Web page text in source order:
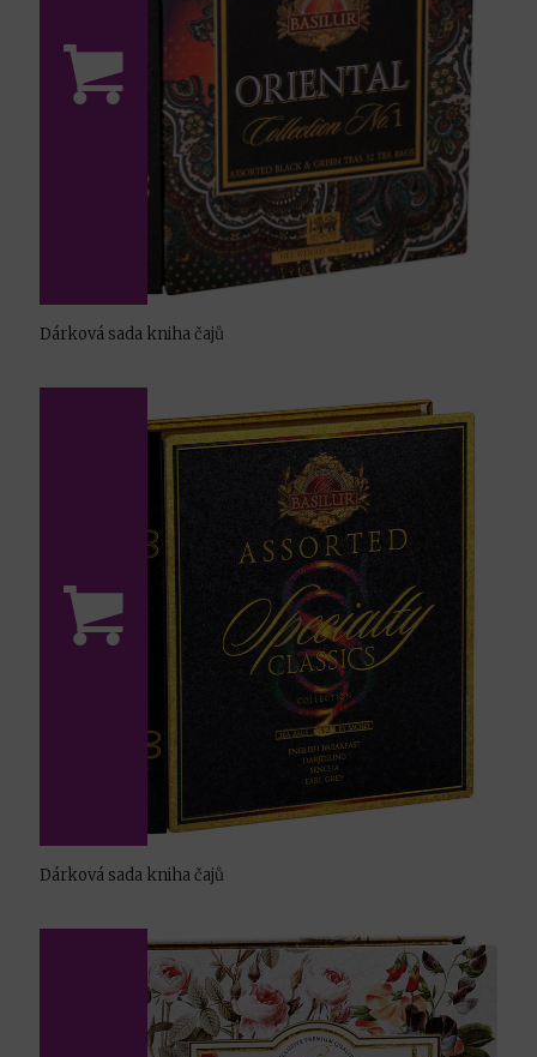
Dárková sada kniha čajů
Dárková sada kniha čajů